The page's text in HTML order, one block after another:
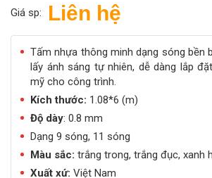
Giá sp: Liên hệ
Tấm nhựa thông minh dạng sóng bền
lấy ánh sáng tự nhiên, dễ dàng lắp
mỹ cho công trình.
Kích thước: 1.08*6 (m)
Độ dày: 0.8 mm
Dạng 9 sóng, 11 sóng
Màu sắc: trắng trong, trắng đục, xanh
Xuất xứ: Việt Nam